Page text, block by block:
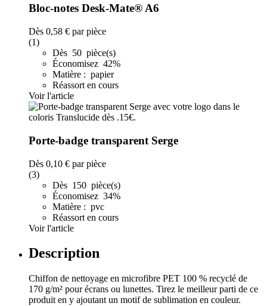
Bloc-notes Desk-Mate® A6
Dès 0,58 € par pièce
(1)
Dès 50 pièce(s)
Économisez 42%
Matière : papier
Réassort en cours
Voir l'article
Porte-badge transparent Serge
Dès 0,10 € par pièce
(3)
Dès 150 pièce(s)
Économisez 34%
Matière : pvc
Réassort en cours
Voir l'article
Description
Chiffon de nettoyage en microfibre PET 100 % recyclé de
170 g/m² pour écrans ou lunettes. Tirez le meilleur parti de ce
produit en y ajoutant un motif de sublimation en couleur.